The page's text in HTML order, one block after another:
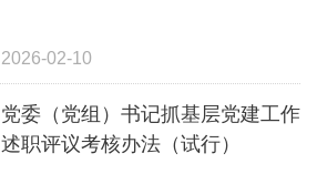
2026-02-10
党委（党组）书记抓基层党建工作
述职评议考核办法（试行）